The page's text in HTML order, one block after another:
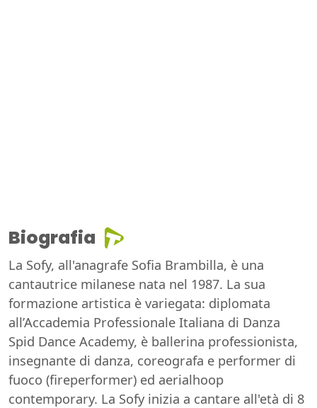
Biografia
La Sofy, all'anagrafe Sofia Brambilla, è una
cantautrice milanese nata nel 1987. La sua
formazione artistica è variegata: diplomata
all’Accademia Professionale Italiana di Danza
Spid Dance Academy, è ballerina professionista,
insegnante di danza, coreografa e performer di
fuoco (fireperformer) ed aerialhoop
contemporary. La Sofy inizia a cantare all'età di 8